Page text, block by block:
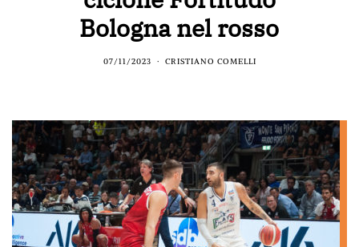
Bologna nel rosso
07/11/2023 CRISTIANO COMELLI